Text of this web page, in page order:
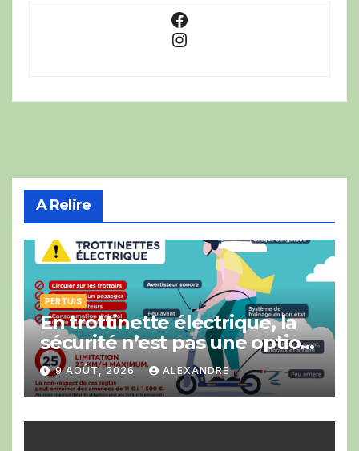
Facebook
Instagram
A Relire
PERTUIS
En trottinette électrique, la
sécurité n’est pas une option
!
9 AOÛT, 2026 ALEXANDRE